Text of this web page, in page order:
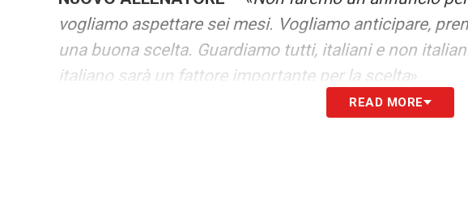
vogliamo aspettare sei mesi. Vogliamo anticipare,
una buona scelta. Guardiamo tutti, italiani e non
italiano sarà un fattore importante per la scelta»
READ MORE